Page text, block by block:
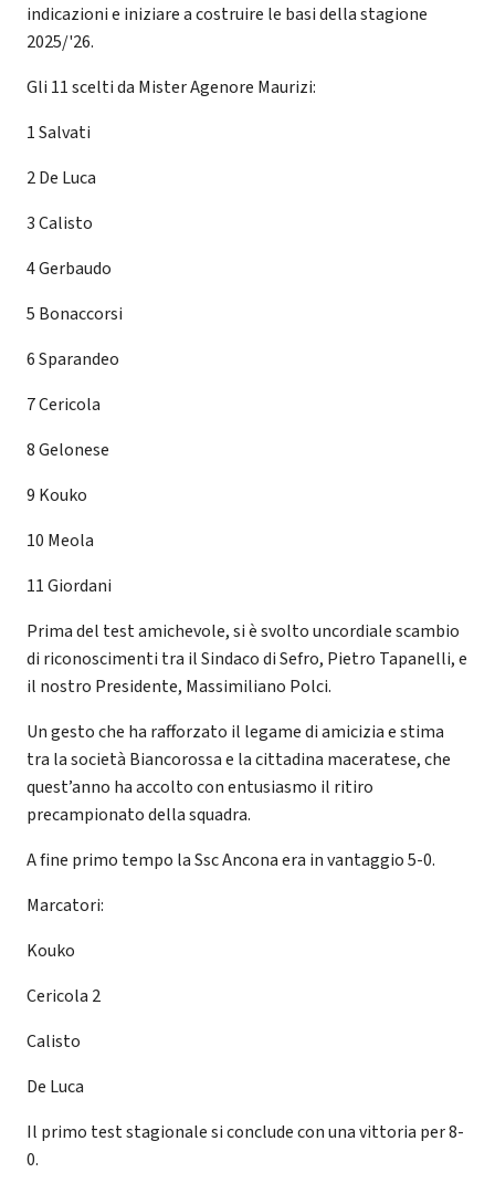
indicazioni e iniziare a costruire le basi della stagione
2025/'26.
Gli 11 scelti da Mister Agenore Maurizi:
1 Salvati
2 De Luca
3 Calisto
4 Gerbaudo
5 Bonaccorsi
6 Sparandeo
7 Cericola
8 Gelonese
9 Kouko
10 Meola
11 Giordani
Prima del test amichevole, si è svolto uncordiale scambio
di riconoscimenti tra il Sindaco di Sefro, Pietro Tapanelli, e
il nostro Presidente, Massimiliano Polci.
Un gesto che ha rafforzato il legame di amicizia e stima
tra la società Biancorossa e la cittadina maceratese, che
quest’anno ha accolto con entusiasmo il ritiro
precampionato della squadra.
A fine primo tempo la Ssc Ancona era in vantaggio 5-0.
Marcatori:
Kouko
Cericola 2
Calisto
De Luca
Il primo test stagionale si conclude con una vittoria per 8-
0.